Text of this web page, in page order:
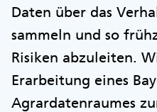
Daten über das
sammeln und so
Risiken abzuleiten.
Erarbeitung eines
Agrardatenraumes